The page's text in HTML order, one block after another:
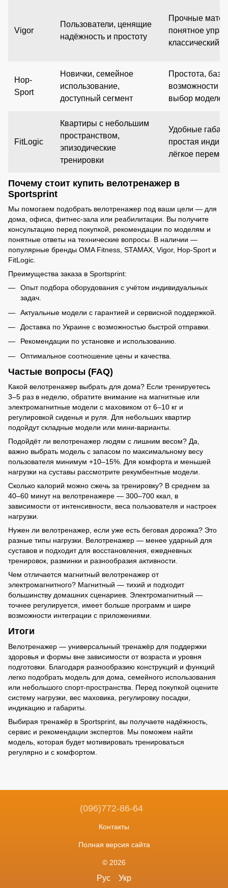
Vigor
Пользователи, ценящие
надёжность и простоту
Прочные
понятное
классический
Hop-
Sport
Новички, семейное
использование,
доступный сегмент
Простота,
возможности
выбор моделей
FitLogic
Квартиры с небольшим
пространством,
эпизодические
тренировки
Удобные
простая
лёгкое
Почему стоит купить велотренажер в
Sportsprint
Мы помогаем подобрать велотренажер под ваши цели — для
дома, офиса, фитнес-зала или реабилитации. Вы получите
консультацию перед покупкой, рекомендации по моделям и
понятные ответы на технические вопросы. В наличии —
популярные бренды OMA Fitness, STAMAX, Vigor, Hop-Sport и
FitLogic.
Преимущества заказа в Sportsprint:
Опыт подбора оборудования с учётом индивидуальных
задач.
Актуальные модели с гарантией и сервисной поддержкой.
Доставка по Украине с возможностью быстрой отправки.
Рекомендации по установке и использованию.
Оптимальное соотношение цены и качества.
Частые вопросы (FAQ)
Какой велотренажер выбрать для дома? Если тренируетесь
3–5 раз в неделю, обратите внимание на магнитные или
электромагнитные модели с маховиком от 6–10 кг и
регулировкой сиденья и руля. Для небольших квартир
подойдут складные модели или мини-варианты.
Подойдёт ли велотренажер людям с лишним весом? Да,
важно выбрать модель с запасом по максимальному весу
пользователя минимум +10–15%. Для комфорта и меньшей
нагрузки на суставы рассмотрите рекумбентные модели.
Сколько калорий можно сжечь за тренировку? В среднем за
40–60 минут на велотренажере — 300–700 ккал, в
зависимости от интенсивности, веса пользователя и настроек
нагрузки.
Нужен ли велотренажер, если уже есть беговая дорожка? Это
разные типы нагрузки. Велотренажер — менее ударный для
суставов и подходит для восстановления, ежедневных
тренировок, разминки и разнообразия активности.
Чем отличается магнитный велотренажер от
электромагнитного? Магнитный — тихий и подходит
большинству домашних сценариев. Электромагнитный —
точнее регулируется, имеет больше программ и шире
возможности интеграции с приложениями.
Итоги
Велотренажер — универсальный тренажёр для поддержки
здоровья и формы вне зависимости от возраста и уровня
подготовки. Благодаря разнообразию конструкций и функций
легко подобрать модель для дома, семейного использования
или небольшого спорт-пространства. Перед покупкой оцените
систему нагрузки, вес маховика, регулировку посадки,
индикацию и габариты.
Выбирая тренажёр в Sportsprint, вы получаете надёжность,
сервис и рекомендации экспертов. Мы поможем найти
модель, которая будет мотивировать тренироваться
регулярно и с комфортом.
(096)772-86-64
Контакты
Полная версия сайта
© 2026
Рус Укр